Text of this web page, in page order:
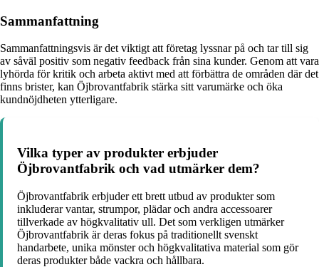
Sammanfattning
Sammanfattningsvis är det viktigt att företag lyssnar på och tar till sig
av såväl positiv som negativ feedback från sina kunder. Genom att vara
lyhörda för kritik och arbeta aktivt med att förbättra de områden där det
finns brister, kan Öjbrovantfabrik stärka sitt varumärke och öka
kundnöjdheten ytterligare.
Vilka typer av produkter erbjuder
Öjbrovantfabrik och vad utmärker dem?
Öjbrovantfabrik erbjuder ett brett utbud av produkter som
inkluderar vantar, strumpor, plädar och andra accessoarer
tillverkade av högkvalitativ ull. Det som verkligen utmärker
Öjbrovantfabrik är deras fokus på traditionellt svenskt
handarbete, unika mönster och högkvalitativa material som gör
deras produkter både vackra och hållbara.